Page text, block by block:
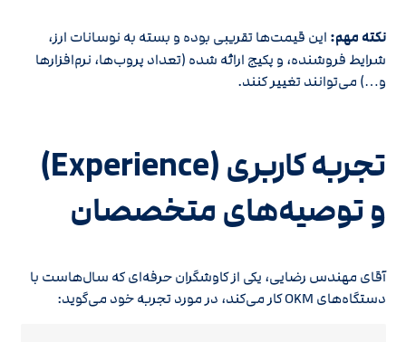
نکته مهم: این قیمت‌ها تقریبی بوده و بسته به نوسانات ارز،
شرایط فروشنده، و پکیج ارائه شده (تعداد پروب‌ها، نرم‌افزارها
و…) می‌توانند تغییر کنند.
تجربه کاربری (Experience)
و توصیه‌های متخصصان
آقای مهندس رضایی، یکی از کاوشگران حرفه‌ای که سال‌هاست با
دستگاه‌های OKM کار می‌کند، در مورد تجربه خود می‌گوید: